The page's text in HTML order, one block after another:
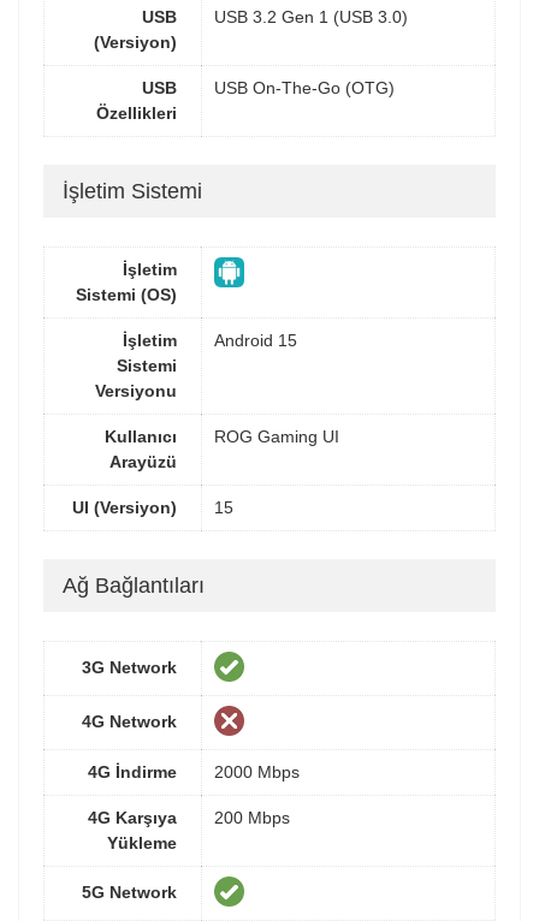
USB
(Versiyon)
USB 3.2 Gen 1 (USB 3.0)
USB
Özellikleri
USB On-The-Go (OTG)
İşletim Sistemi
İşletim
Sistemi (OS)
İşletim
Sistemi
Versiyonu
Android 15
Kullanıcı
Arayüzü
ROG Gaming UI
UI (Versiyon) 15
Ağ Bağlantıları
3G Network
4G Network
4G İndirme 2000 Mbps
4G Karşıya
Yükleme
200 Mbps
5G Network